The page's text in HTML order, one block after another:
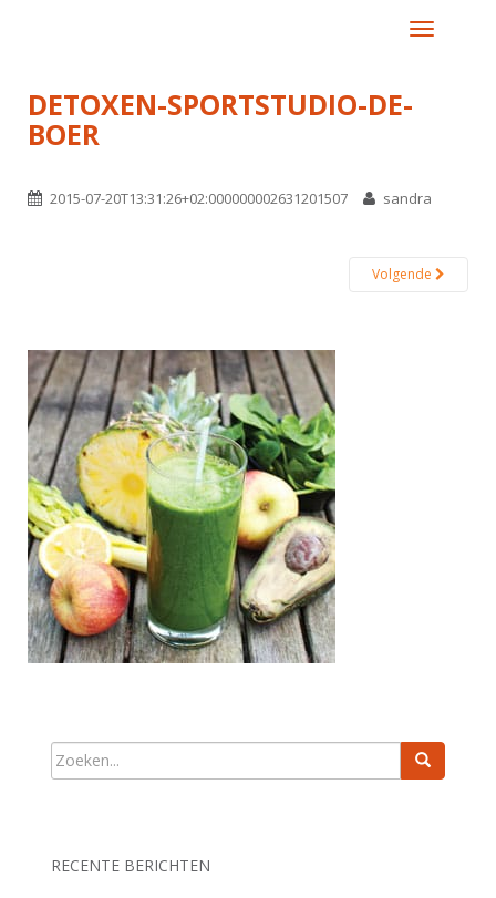
TOGGLE
DETOXEN-SPORTSTUDIO-DE-
BOER
2015-07-20T13:31:26+02:000000002631201507 sandra
Volgende
RECENTE BERICHTEN